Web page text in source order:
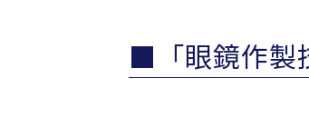
■「眼鏡作製